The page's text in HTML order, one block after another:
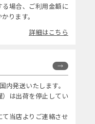
場合、ご利用金額に
ります。
詳細はこちら
内発送いたします。
は出荷を停止してい
当店よりご連絡させ